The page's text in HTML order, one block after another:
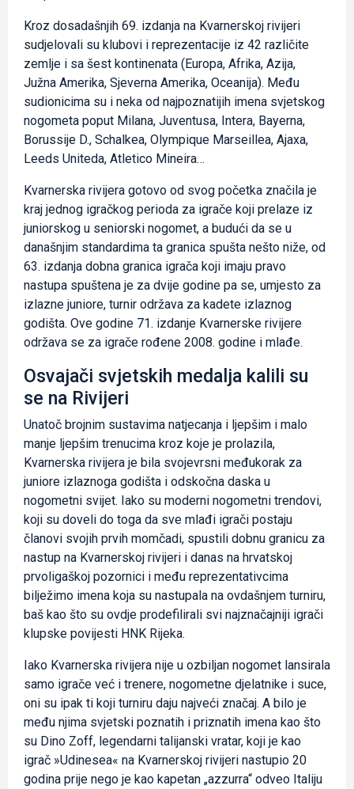
Kroz dosadašnjih 69. izdanja na Kvarnerskoj rivijeri
sudjelovali su klubovi i reprezentacije iz 42 različite
zemlje i sa šest kontinenata (Europa, Afrika, Azija,
Južna Amerika, Sjeverna Amerika, Oceanija). Među
sudionicima su i neka od najpoznatijih imena svjetskog
nogometa poput Milana, Juventusa, Intera, Bayerna,
Borussije D., Schalkea, Olympique Marseillea, Ajaxa,
Leeds Uniteda, Atletico Mineira…
Kvarnerska rivijera gotovo od svog početka značila je
kraj jednog igračkog perioda za igrače koji prelaze iz
juniorskog u seniorski nogomet, a budući da se u
današnjim standardima ta granica spušta nešto niže, od
63. izdanja dobna granica igrača koji imaju pravo
nastupa spuštena je za dvije godine pa se, umjesto za
izlazne juniore, turnir održava za kadete izlaznog
godišta. Ove godine 71. izdanje Kvarnerske rivijere
održava se za igrače rođene 2008. godine i mlađe.
Osvajači svjetskih medalja kalili su
se na Rivijeri
Unatoč brojnim sustavima natjecanja i ljepšim i malo
manje ljepšim trenucima kroz koje je prolazila,
Kvarnerska rivijera je bila svojevrsni međukorak za
juniore izlaznoga godišta i odskočna daska u
nogometni svijet. Iako su moderni nogometni trendovi,
koji su doveli do toga da sve mlađi igrači postaju
članovi svojih prvih momčadi, spustili dobnu granicu za
nastup na Kvarnerskoj rivijeri i danas na hrvatskoj
prvoligaškoj pozornici i među reprezentativcima
bilježimo imena koja su nastupala na ovdašnjem turniru,
baš kao što su ovdje prodefilirali svi najznačajniji igrači
klupske povijesti HNK Rijeka.
Iako Kvarnerska rivijera nije u ozbiljan nogomet lansirala
samo igrače već i trenere, nogometne djelatnike i suce,
oni su ipak ti koji turniru daju najveći značaj. A bilo je
među njima svjetski poznatih i priznatih imena kao što
su Dino Zoff, legendarni talijanski vratar, koji je kao
igrač »Udinesea« na Kvarnerskoj rivijeri nastupio 20
godina prije nego je kao kapetan „azzurra“ odveo Italiju